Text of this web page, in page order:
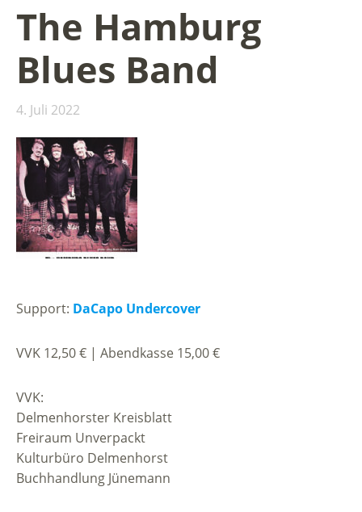
The Hamburg
Blues Band
4. Juli 2022
Support: DaCapo Undercover
VVK 12,50 € | Abendkasse 15,00 €
VVK:
Delmenhorster Kreisblatt
Freiraum Unverpackt
Kulturbüro Delmenhorst
Buchhandlung Jünemann